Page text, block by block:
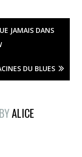
JAMAIS DANS
DU BLUES
ALICE